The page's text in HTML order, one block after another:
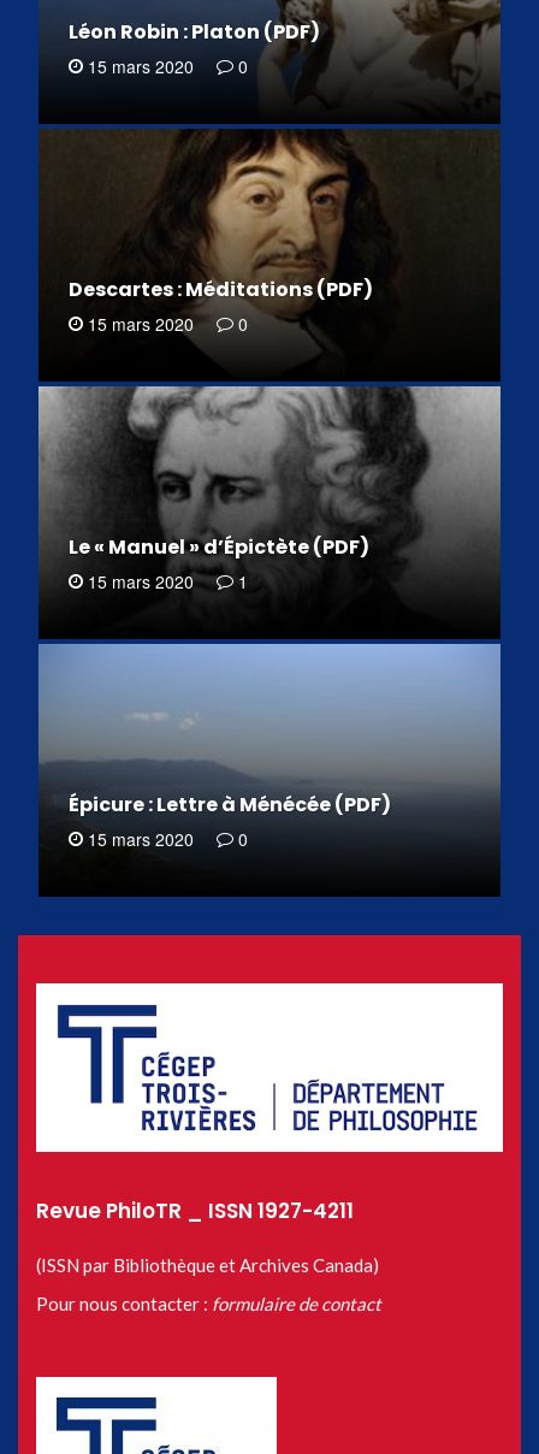
Léon Robin : Platon (PDF)
15 mars 2020 0
Descartes : Méditations (PDF)
15 mars 2020 0
Le « Manuel » d’Épictète (PDF)
15 mars 2020 1
Épicure : Lettre à Ménécée (PDF)
15 mars 2020 0
Revue PhiloTR _ ISSN 1927-4211
(ISSN par Bibliothèque et Archives Canada)
Pour nous contacter : formulaire de contact